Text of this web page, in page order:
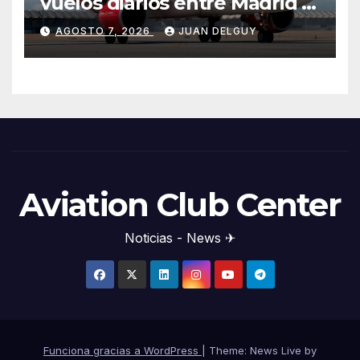
Menorca durante el invierno
AGOSTO 7, 2026 JUAN DELGUY
Aviation Club Center
Noticias - News ✈
Funciona gracias a WordPress Theme: News Live by